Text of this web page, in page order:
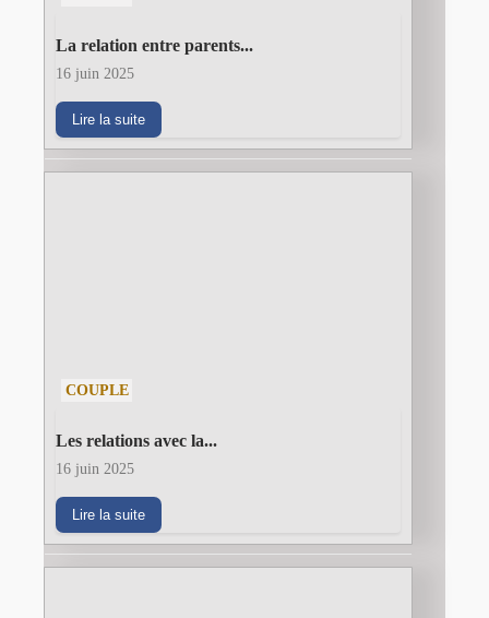
La relation entre parents...
16 juin 2025
Lire la suite
COUPLE
Les relations avec la...
16 juin 2025
Lire la suite